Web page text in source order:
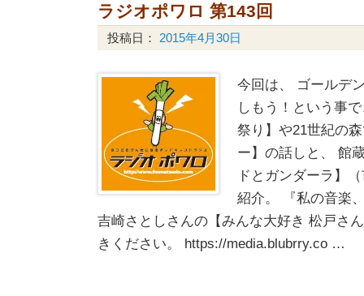
ラジオポワロ 第143回
投稿日： 2015年4月30日
今回は、 ゴールデ
しもう！という事
祭り】や21世紀の
ー】の話しと、 館
ドとガンダーラ】
紹介。 『私の音楽
吉崎さとしさんの【みんな大好き 松戸さ
きください。 https://media.blubrry.co …